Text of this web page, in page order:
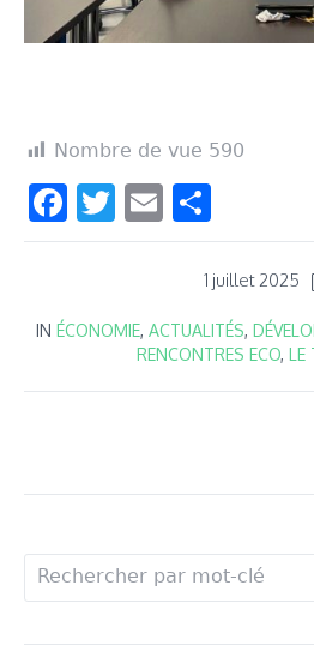
Nombre de vue 590
Facebook
Twitter
Email
1 juillet 2025
IN ÉCONOMIE, ACTUALITÉS,
RENCONTRES ECO, LE